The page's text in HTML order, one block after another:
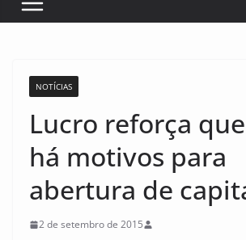
NOTÍCIAS
Lucro reforça
há motivos para
abertura de
2 de setembro de 2015